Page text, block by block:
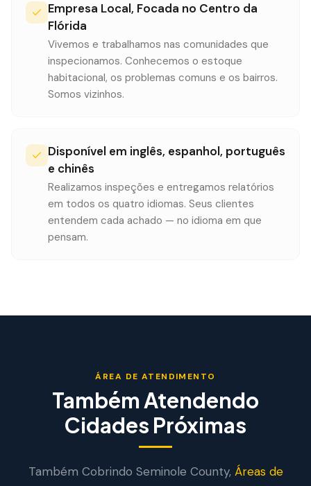
Empresa Local, Focada no Centro da
Flórida
Vivemos e trabalhamos nas comunidades que
inspecionamos. Conhecemos o estoque
habitacional, os problemas comuns e os bairros.
Somos vizinhos.
Disponível em inglês, espanhol, português
e chinês
Realizamos inspeções e entregamos relatórios
em todos os quatro idiomas. Seus clientes
entendem cada achado — no idioma em que
pensam.
ÁREA DE ATENDIMENTO
Também Atendendo
Cidades Próximas
Também Cobrindo Seminole County, Áreas de